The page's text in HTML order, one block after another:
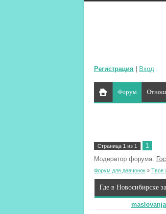
Регистрация Вход
Форум
Страница 1 из 1
1
Модератор форума:
Форум для девчонок » Твоя
Где в Новосибирске
maslovanja